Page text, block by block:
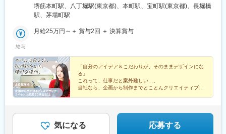
に移転いたしました☆東京都中央区八丁堀2-20-8 八丁堀綜通ビ
ル４階駅徒歩22秒！社長が実際に数えました（笑）
堺筋本町駅、八丁堀駅(東京都)、本町駅、宝町駅(東京都)、長堀橋
駅、茅場町駅
給与
月給25万円～＋ 賞与2回 ＋ 決算賞与
「自分のアイデア＆こだわりが、そのままデザインにな
る」
これって、仕事だと案外難しい…。
当社なら、企画から制作までとことんクリエイティブを
気になる 応募する